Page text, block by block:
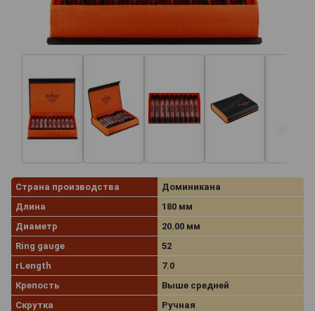
Страна производства
Доминикана
Длина
180 мм
Диаметр
20.00 мм
Ring gauge
52
rLength
7.0
Крепость
Выше средней
Скрутка
Ручная